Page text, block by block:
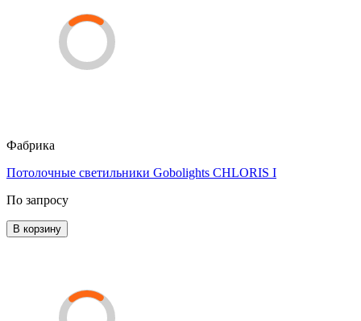
Фабрика
Потолочные светильники Gobolights CHLORIS I
По запросу
В корзину